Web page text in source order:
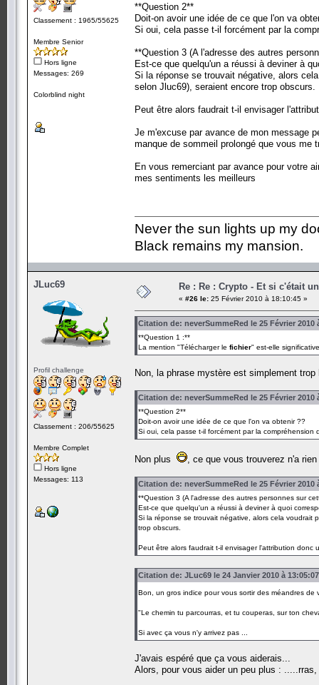
Classement : 1965/55625
Membre Senior
Hors ligne
Messages: 269
Colorblind night
**Question 2**
Doit-on avoir une idée de ce que l'on va
Si oui, cela passe t-il forcément par la
**Question 3 (A l'adresse des autres
Est-ce que quelqu'un a réussi à deviner à
Si la réponse se trouvait négative, alors
selon Jluc69), seraient encore trop obscurs.
Peut être alors faudrait t-il envisager
Je m'excuse par avance de mon message
manque de sommeil prolongé que vous me
En vous remerciant par avance pour votre
mes sentiments les meilleurs
Never the sun lights up my
Black remains my mansion.
JLuc69
Profil challenge
Classement : 206/55625
Membre Complet
Hors ligne
Messages: 113
Re : Re : Crypto - Et si c'était
« #26 le: 25 Février 2010 à 18:10:45 »
Citation de: neverSummeRed le 25 Février 2010
**Question 1 :**
La mention "Télécharger le fichier" est-elle
Non, la phrase mystère est simplement
Citation de: neverSummeRed le 25 Février 2010
**Question 2**
Doit-on avoir une idée de ce que l'on va obtenir ??
Si oui, cela passe t-il forcément par la compréhension
Non plus , ce que vous trouverez n'a
Citation de: neverSummeRed le 25 Février 2010
**Question 3 (A l'adresse des autres personnes sur
Est-ce que quelqu'un a réussi à deviner à quoi
Si la réponse se trouvait négative, alors cela voudrait
trop obscurs.
Peut être alors faudrait t-il envisager l'attribution donc
Citation de: JLuc69 le 24 Janvier 2010 à 13:05:07
Bon, un gros indice pour vous sortir des méandres
"Le chemin tu parcourras, et tu couperas, sur ton
Si avec ça vous n'y arrivez pas ...
J'avais espéré que ça vous aiderais...
Alors, pour vous aider un peu plus :